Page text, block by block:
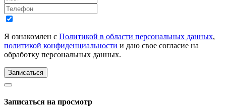
Я ознакомлен с Политикой в области персональных данных,
политикой конфиденциальности и даю свое согласие на
обработку персональных данных.
Записаться
Записаться на просмотр